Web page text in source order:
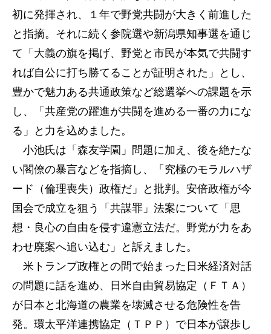
初に発揮され、１年で野党共闘が大きく前進した
と指摘。それに続く参院選や新潟県知事選を通じ
て「大義の旗を掲げ、野党と市民が本気で共闘す
れば自公に打ち勝てることが証明された」とし、
豊かで魅力ある共通政策など総選挙への課題を示
し、「共産党の躍進が共闘を進める一番の力にな
る」と力を込めました。
小池氏は「森友学園」問題に加え、後を絶たな
い閣僚の暴言などを指摘し、「究極のモラルハザ
ード（倫理喪失）政権だ」と批判。安倍政権が今
国会で成立を狙う「共謀罪」法案について「思
想・良心の自由を侵す違憲立法だ。野党が力をあ
わせ廃案へ追い込む」と訴えました。
米トランプ政権との間で始まった日米経済対話
の問題に話を進め、日米自由貿易協定（ＦＴＡ）
が日本と北海道の農業を壊滅させる危険性を告
発。環太平洋連携協定（ＴＰＰ）で日本が譲歩し